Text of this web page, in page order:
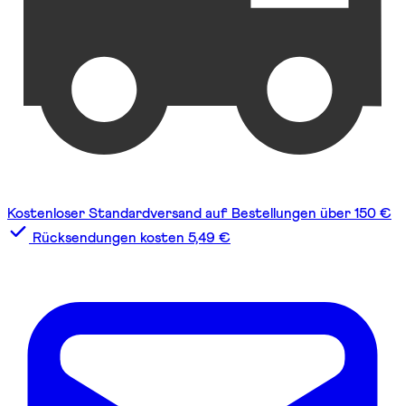
Kostenloser Standardversand auf Bestellungen über 150 €
Rücksendungen kosten 5,49 €